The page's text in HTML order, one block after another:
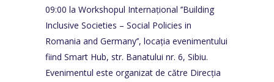
09:00 la Workshopul Internațional ’’Building
Inclusive Societies – Social Policies in
Romania and Germany’’, locația evenimentului
fiind Smart Hub, str. Banatului nr. 6, Sibiu.
Evenimentul este organizat de către Direcția